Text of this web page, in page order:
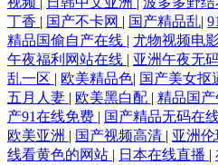
丁香 | 国产不卡网 | 国产精品乱|
精品国偷自产在线 | 尤物视频电
午夜福利网站在线 | 亚洲午夜无
乱一区 | 欧美精品色| 国产美女抠
五月人妻 | 欧美黑白配 | 精品国
产91在线免费 | 国产精品无码在
欧美亚洲 | 国产视频高清 | 亚洲
线看黄色的网站 | 日本在线直播 |